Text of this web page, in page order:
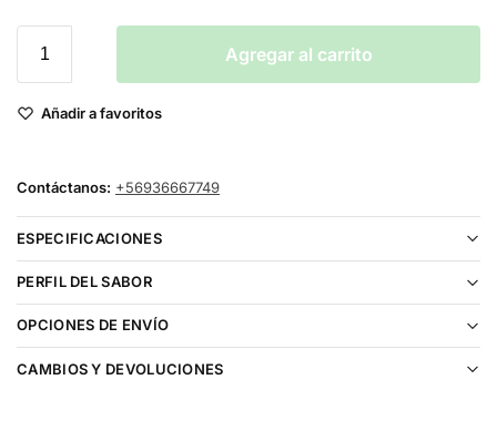
Agregar al carrito
Añadir a favoritos
Contáctanos: +56936667749
ESPECIFICACIONES
PERFIL DEL SABOR
OPCIONES DE ENVÍO
CAMBIOS Y DEVOLUCIONES